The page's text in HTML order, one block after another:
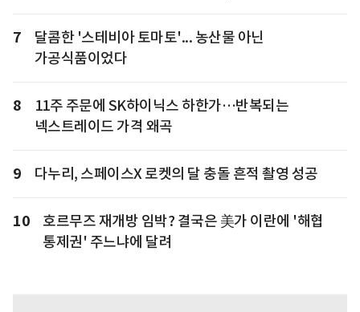
7
달콤한 '스테비아 토마토'... 농산물 아닌
가공식품이었다
8
11주 주문에 SK하이닉스 하한가…반복되는
넥스트레이드 가격 왜곡
9 다누리, 스페이스X 로켓의 달 충돌 흔적 촬영 성공
10
호르무즈 재개방 임박? 결국은 美가 이란에 '해협
통제권' 주느냐에 달려